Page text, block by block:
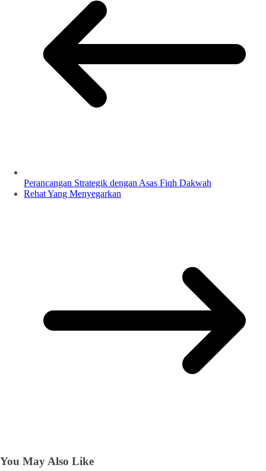
Perancangan Strategik dengan Asas Fiqh Dakwah
Rehat Yang Menyegarkan
You May Also Like